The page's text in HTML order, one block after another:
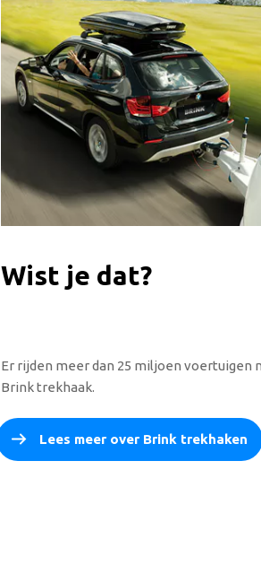
Wist je dat?
Er rijden meer dan 25 miljoen voertuigen
Brink trekhaak.
Lees meer over Brink trekhaken